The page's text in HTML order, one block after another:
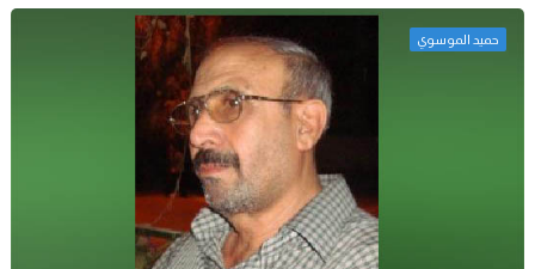
حميد الموسوي